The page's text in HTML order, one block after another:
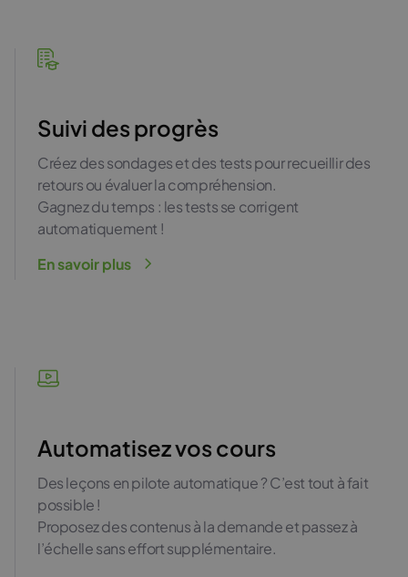
Suivi des progrès
Créez des sondages et des tests pour recueillir des
retours ou évaluer la compréhension.
Gagnez du temps : les tests se corrigent
automatiquement !
En savoir plus
Automatisez vos cours
Des leçons en pilote automatique ? C’est tout à fait
possible !
Proposez des contenus à la demande et passez à
l’échelle sans effort supplémentaire.